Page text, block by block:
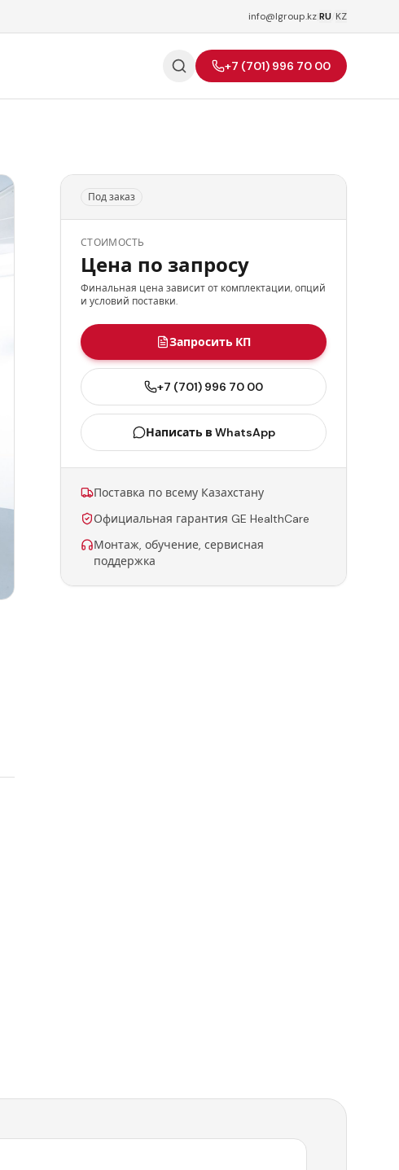
info@lgroup.kzRU KZ
+7 (701) 996 70 00
Под заказ
СТОИМОСТЬ
Цена по запросу
Финальная цена зависит от комплектации, опций
и условий поставки.
Запросить КП
+7 (701) 996 70 00
Написать в WhatsApp
Поставка по всему Казахстану
Официальная гарантия GE HealthCare
Монтаж, обучение, сервисная
поддержка